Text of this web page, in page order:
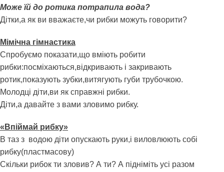
Може їй до ротика потрапила вода?
Дітки,а як ви вважаєте,чи рибки можуть говорити?
Мімічна гімнастика
Спробуємо показати,що вміють робити
рибки:посміхаються,відкривають і закривають
ротик,показують зубки,витягують губи трубочкою.
Молодці діти,ви як справжні рибки.
Діти,а давайте з вами зловимо рибку.
«Впіймай рибку»
В таз з водою діти опускають руки,і виловлюють собі
рибку(пластмасову)
Скільки рибок ти зловив? А ти? А підніміть усі разом